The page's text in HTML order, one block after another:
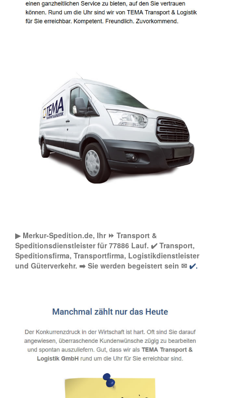
▶︎ Merkur-Spedition.de, Ihr ⏩ Transport &
Speditionsdienstleister für 77886 Lauf. ✔️ Transport,
Speditionsfirma, Transportfirma, Logistikdienstleister
und Güterverkehr. ➡️ Sie werden begeistert sein ✉ ✔️.